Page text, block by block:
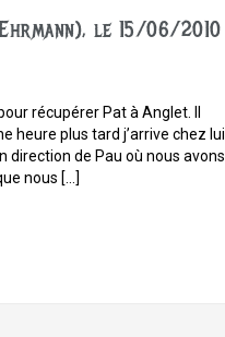
le 15/06/2010
récupérer Pat à Anglet. Il
heure plus tard j’arrive chez lui
direction de Pau où nous avons
nous […]